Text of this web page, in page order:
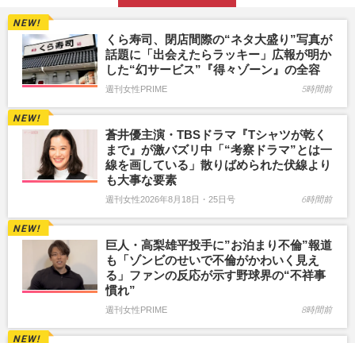
くら寿司、閉店間際の“ネタ大盛り”写真が
話題に「出会えたらラッキー」広報が明か
した“幻サービス”『得々ゾーン』の全容
週刊女性PRIME 5時間前
蒼井優主演・TBSドラマ『Tシャツが乾く
まで』が激バズリ中「“考察ドラマ”とは一
線を画している」散りばめられた伏線より
も大事な要素
週刊女性2026年8月18日・25日号 6時間前
巨人・高梨雄平投手に”お泊まり不倫”報道
も「ゾンビのせいで不倫がかわいく見え
る」ファンの反応が示す野球界の“不祥事
慣れ”
週刊女性PRIME 8時間前